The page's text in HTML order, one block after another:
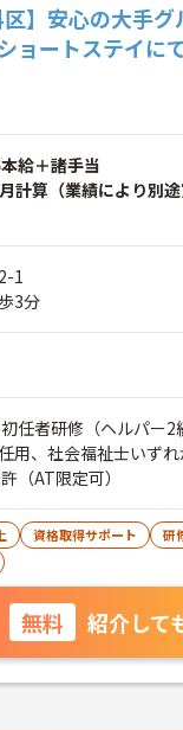
区】安心の大手グ
ートステイに
給＋諸手当
計算（業績により別
1
3分
任者研修（ヘルパー2
用、社会福祉士いず
（AT限定可）
資格取得サポート
研
無料 紹介して